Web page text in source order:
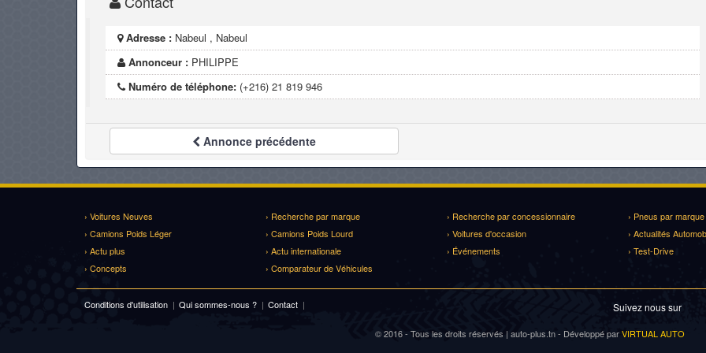
Adresse : Nabeul , Nabeul
Annonceur : PHILIPPE
Numéro de téléphone: (+216) 21 819 946
Annonce précédente
› Voitures Neuves › Recherche par marque › Recherche par concessionnaire
› Pneus par marque
› Camions Poids Léger
› Camions Poids Lourd › Voitures d'occasion
› Actualités
› Actu plus
› Actu internationale › Événements
› Test-Drive
› Concepts
› Comparateur de Véhicules
Conditions d'utilisation | Qui sommes-nous ? | Contact | Suivez nous sur
© 2016 - Tous les droits réservés | auto-plus.tn - Développé parVIRTUAL AUTO